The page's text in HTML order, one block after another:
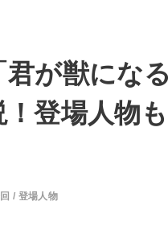
君が獣にな
登場人物
/ 登場人物